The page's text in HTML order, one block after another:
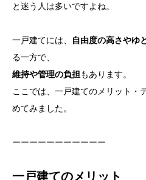
と迷う人は多いですよね。
一戸建てには、 自由度の高さやゆ
る一方で、
維持や管理の負担もあります。
ここでは、一戸建てのメリット・
めてみました。
ーーーーーーーーーーー
一戸建てのメリット